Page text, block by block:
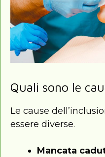
Quali sono le
Le cause
essere diverse.
Mancata